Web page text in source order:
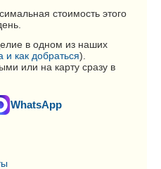
стоимость этого
в одном из наших
и как добраться).
или на карту сразу в
WhatsApp